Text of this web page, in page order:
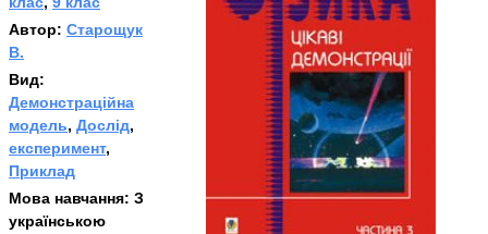
Автор: Старощук
В.
Вид:
Демонстраційна
модель, Дослід,
експеримент,
Приклад
Мова навчання: З
українською